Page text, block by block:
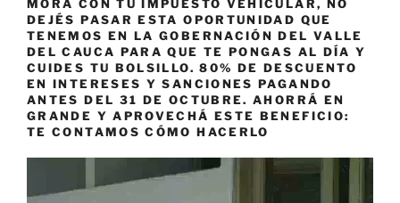
MORA CON TU IMPUESTO VEHICULAR, NO
DEJÉS PASAR ESTA OPORTUNIDAD QUE
TENEMOS EN LA GOBERNACIÓN DEL VALLE
DEL CAUCA PARA QUE TE PONGAS AL DÍA Y
CUIDES TU BOLSILLO. 80% DE DESCUENTO
EN INTERESES Y SANCIONES PAGANDO
ANTES DEL 31 DE OCTUBRE. AHORRÁ EN
GRANDE Y APROVECHÁ ESTE BENEFICIO:
TE CONTAMOS CÓMO HACERLO